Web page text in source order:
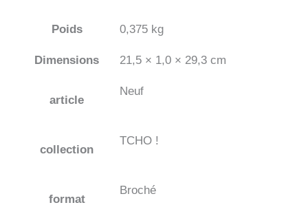
Poids 0,375 kg
Dimensions 21,5 × 1,0 × 29,3 cm
article
Neuf
collection
TCHO !
format
Broché